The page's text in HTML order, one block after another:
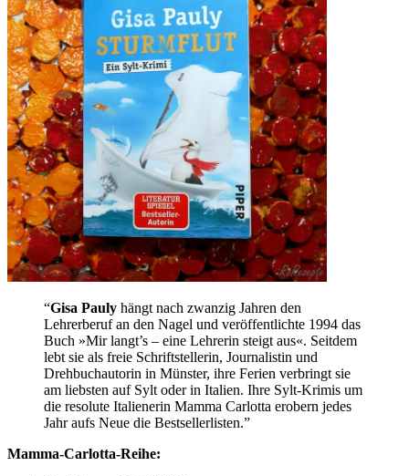
“Gisa Pauly hängt nach zwanzig Jahren den
Lehrerberuf an den Nagel und veröffentlichte 1994 das
Buch »Mir langt’s – eine Lehrerin steigt aus«. Seitdem
lebt sie als freie Schriftstellerin, Journalistin und
Drehbuchautorin in Münster, ihre Ferien verbringt sie
am liebsten auf Sylt oder in Italien. Ihre Sylt-Krimis um
die resolute Italienerin Mamma Carlotta erobern jedes
Jahr aufs Neue die Bestsellerlisten.”
Mamma-Carlotta-Reihe: